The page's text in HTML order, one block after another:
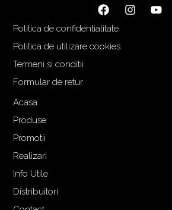
Politica de confidentialitate
Politica de utilizare cookies
Termeni si conditii
Formular de retur
Acasa
Produse
Promotii
Realizari
Info Utile
Distribuitori